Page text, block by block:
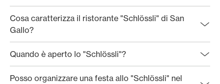
Cosa caratterizza il ristorante "Schlössli" di San
Gallo?
Quando è aperto lo "Schlössli"?
Posso organizzare una festa allo "Schlössli" nel